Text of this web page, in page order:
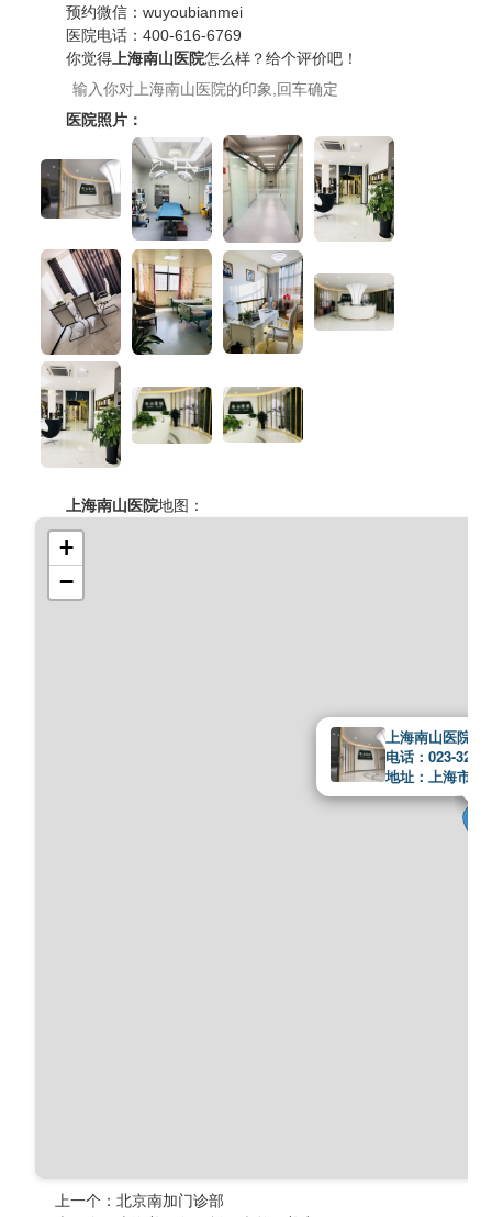
预约微信：wuyoubianmei
医院电话：400-616-6769
你觉得上海南山医院怎么样？给个评价吧！
医院照片：
上海南山医院地图：
上海南山医院
电话：023-
地址：上海市长
+
−
上一个：北京南加门诊部